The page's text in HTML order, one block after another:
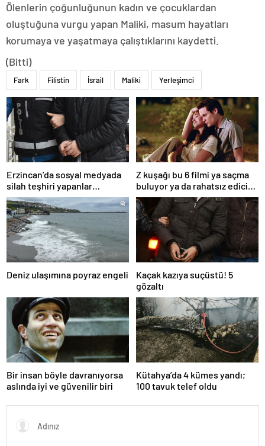
Ölenlerin çoğunluğunun kadın ve çocuklardan
oluştuğuna vurgu yapan Maliki, masum hayatları
korumaya ve yaşatmaya çalıştıklarını kaydetti.
(Bitti)
Fark Filistin İsrail Maliki Yerleşimci
Erzincan’da sosyal medyada
silah teşhiri yapanlar
yakalandı
Z kuşağı bu 6 filmi ya saçma
buluyor ya da rahatsız edici
ve toksik!
Deniz ulaşımına poyraz engeli
Kaçak kazıya suçüstü! 5
gözaltı
Bir insan böyle davranıyorsa
aslında iyi ve güvenilir biri
Kütahya’da 4 kümes yandı;
100 tavuk telef oldu